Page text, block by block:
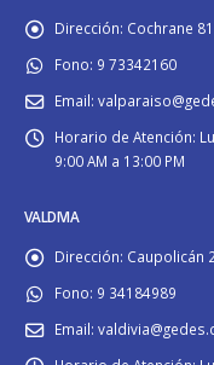
Dirección: Cochrane
Fono: 9 73342160
Email:
Horario de Atención:
9:00 AM a 13:00 PM
VALDIVIA
Dirección: Caupolicán
Fono: 9 34184989
Email: